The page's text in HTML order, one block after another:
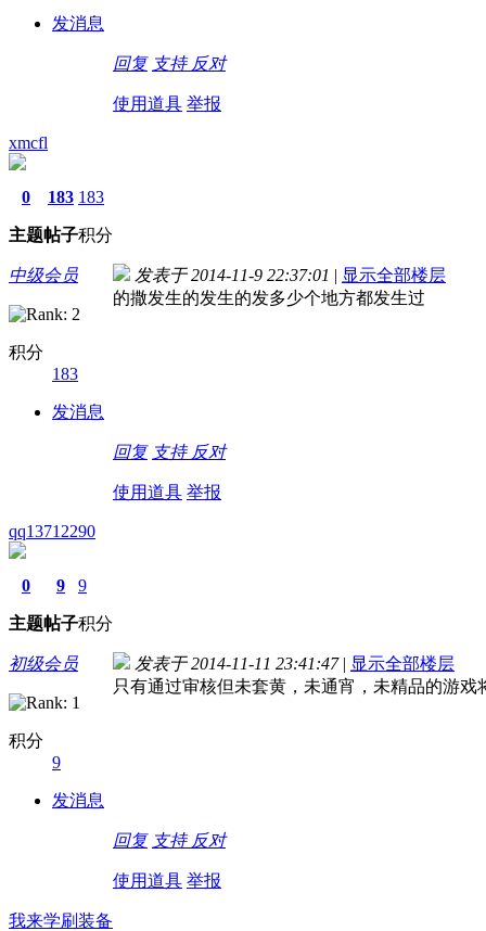
发消息
回复 支持 反对
使用道具 举报
xmcfl
0
主题
183
帖子
183
积分
中级会员
积分
183
发消息
发表于 2014-11-9 22:37:01 | 显示全部楼层
的撒发生的发生的发多少个地方都发生过
回复 支持 反对
使用道具 举报
qq13712290
0
主题
9
帖子
9
积分
初级会员
积分
9
发消息
发表于 2014-11-11 23:41:47 | 显示全部楼层
只有通过审核但未套黄，未通宵，未精品的游戏
回复 支持 反对
使用道具 举报
我来学刷装备